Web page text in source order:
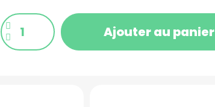
Ajouter au panier